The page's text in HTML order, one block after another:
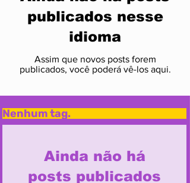
publicados nesse
idioma
Assim que novos posts forem
publicados, você poderá vê-los aqui.
Nenhum tag.
Ainda não há
posts publicados